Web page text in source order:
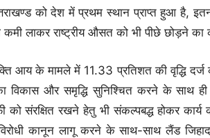
को देश में प्रथम स्थान प्राप्त हुआ है,
कमी लाकर राष्ट्रीय औसत को भी पीछे छोड़ने का
आय के मामले में 11.33 प्रतिशत की वृद्धि
और समृद्धि सुनिश्चित करने के साथ ही
को संरक्षित रखने हेतु भी संकल्पबद्ध होकर
विरोधी कानून लागू करने के साथ-साथ लैंड